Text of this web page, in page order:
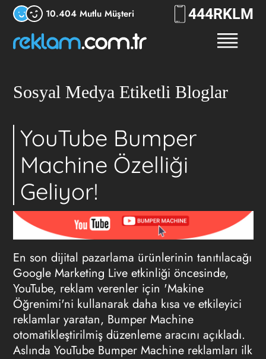
10.404 Mutlu Müşteri 4447556
Sosyal Medya Etiketli Bloglar
YouTube Bumper
Machine Özelliği
Geliyor!
En son dijital pazarlama ürünlerinin tanıtılacağı
Google Marketing Live etkinliği öncesinde,
YouTube, reklam verenler için 'Makine
Öğrenimi'ni kullanarak daha kısa ve etkileyici
reklamlar yaratan, Bumper Machine
otomatikleştirilmiş düzenleme aracını açıkladı.
Aslında YouTube Bumper Machine reklamları ilk